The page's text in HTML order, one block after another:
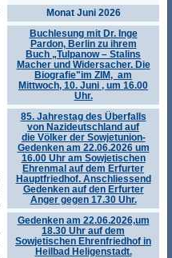
Monat Juni 2026
Buchlesung mit Dr. Inge
Pardon, Berlin zu ihrem
Buch „Tulpanow – Stalins
Macher und Widersacher. Die
Biografie"im ZIM, am
Mittwoch, 10. Juni , um 16.00
Uhr.
85. Jahrestag des Überfalls
von Nazideutschland auf
die Völker der Sowjetunion-
Gedenken am 22.06.2026 um
16.00 Uhr am Sowjetischen
Ehrenmal auf dem Erfurter
Hauptfriedhof. Anschliessend
Gedenken auf den Erfurter
Anger gegen 17.30 Uhr.
Gedenken am 22.06.2026,um
18.30 Uhr auf dem
Sowjetischen Ehrenfriedhof in
Heilbad Heligenstadt.